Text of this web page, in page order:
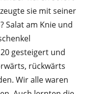
sie mit seiner
Salat am Knie und
gesteigert und
rückwärts
Wir alle waren